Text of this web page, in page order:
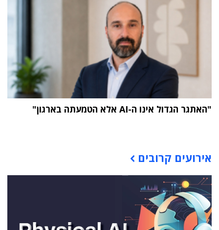
"האתגר הגדול אינו ה-AI אלא הטמעתה בארגון"
אירועים קרובים